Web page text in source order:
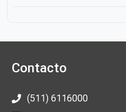
Contacto
(511) 6116000